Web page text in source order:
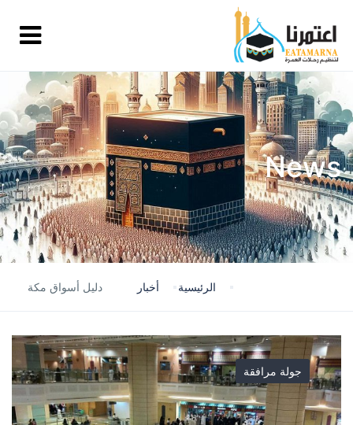
News
الرئيسية أخبار دليل أسواق مكة
جولة مرافقة